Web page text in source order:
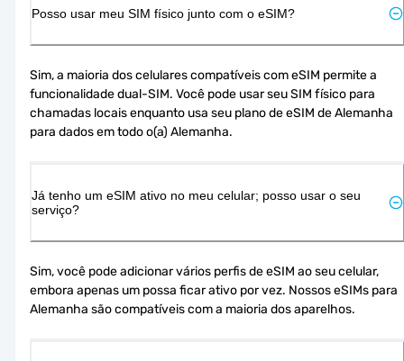
Posso usar meu SIM físico junto com o eSIM?
Sim, a maioria dos celulares compatíveis com eSIM permite a
funcionalidade dual-SIM. Você pode usar seu SIM físico para
chamadas locais enquanto usa seu plano de eSIM de Alemanha
para dados em todo o(a) Alemanha.
Já tenho um eSIM ativo no meu celular; posso usar o seu
serviço?
Sim, você pode adicionar vários perfis de eSIM ao seu celular,
embora apenas um possa ficar ativo por vez. Nossos eSIMs para
Alemanha são compatíveis com a maioria dos aparelhos.